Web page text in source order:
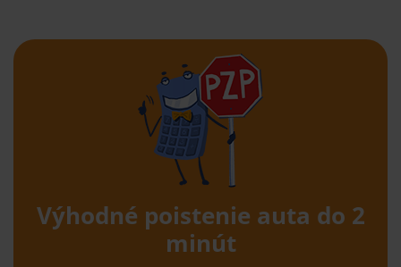
Výhodné poistenie auta do 2
minút